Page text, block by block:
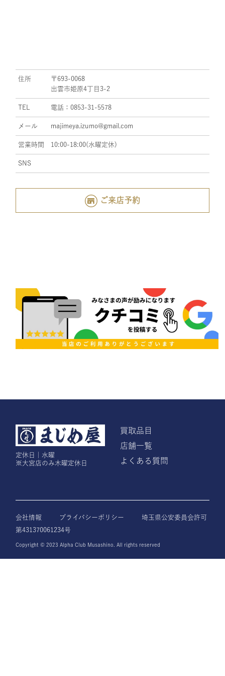
住所
〒693-0068
出雲市姫原4丁目3-2
TEL 電話：0853-31-5578
メール majimeya.izumo@gmail.com
営業時間 10:00-18:00(水曜定休)
SNS
ご来店予約
定休日｜水曜
※大宮店のみ木曜定休日
買取品目
店舗一覧
よくある質問
会社情報 プライバシーポリシー
埼玉県公安委員会許可
第431370061234号
Copyright © 2023 Alpha Club Musashino. All rights reserved